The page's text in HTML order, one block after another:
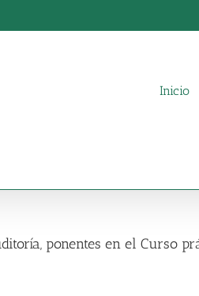
Inicio
ponentes en el Curso